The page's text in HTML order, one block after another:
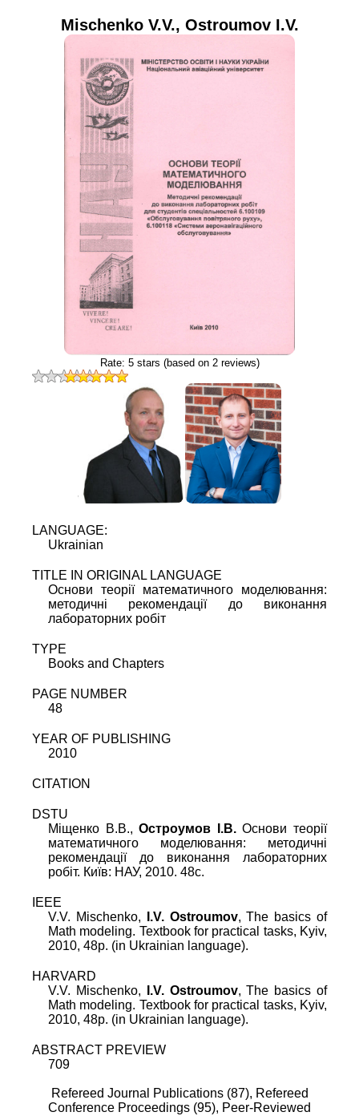
Mischenko V.V., Ostroumov I.V.
Rate: 5stars (based on 2reviews)
LANGUAGE:
Ukrainian
TITLE IN ORIGINAL LANGUAGE
Основи теорії математичного моделювання:
методичні рекомендації до виконання
лабораторних робіт
TYPE
Books and Chapters
PAGE NUMBER
48
YEAR OF PUBLISHING
2010
CITATION
DSTU
Міщенко В.В.,Остроумов I.В.Основи теорії
математичного моделювання: методичні
рекомендації до виконання лабораторних
робіт. Київ: НАУ, 2010. 48c.
IEEE
V.V. Mischenko,
I.V. Ostroumov, The basics of
Math modeling. Textbook for practical tasks, Kyiv,
2010, 48p. (in Ukrainian language).
HARVARD
V.V. Mischenko,
I.V. Ostroumov, The basics of
Math modeling. Textbook for practical tasks, Kyiv,
2010, 48p. (in Ukrainian language).
ABSTRACT PREVIEW
709
Refereed Journal Publications (87), Refereed
Conference Proceedings (95), Peer-Reviewed